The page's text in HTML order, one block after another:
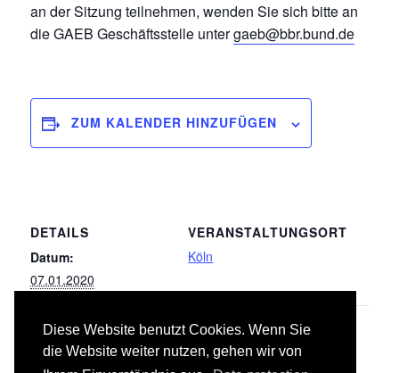
Diese Website benutzt Cookies. Wenn Sie
die Website weiter nutzen, gehen wir von
an der Sitzung teilnehmen, wenden Sie sich bitte an
die GAEB Geschäftsstelle untergaeb@bbr.bund.de
ZUM KALENDER HINZUFÜGEN
DETAILS
Datum:
07.01.2020
VERANSTALTUNGSORT
Köln
LB 050 –
Blitzschutz-/Erdungsanlagen,
Überspannungsschutz
LB 035
Korrosionsschutzarbeiten an
Stahlbauten